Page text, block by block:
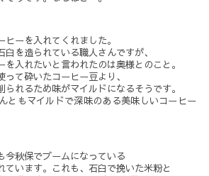
ーを入れてくれました。
を造られている職人さんですが、
を入れたいと言われたのは奥様とのこと。
て砕いたコーヒー豆より、
れるため味がマイルドになるそうです。
ともマイルドで深味のある美味しいコーヒー
今秋保でブームになっている
ています。これも、石臼で挽いた米粉と